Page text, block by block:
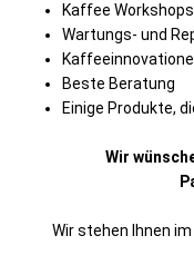
Kaffee Workshops
Wartungs- und
Beste Beratung
Einige Produkte,
Wir
Wir stehen Ihnen im